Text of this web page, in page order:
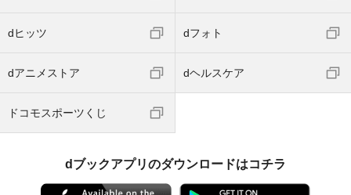
dヒッツ dフォト
dアニメストア dヘルスケア
ドコモスポーツくじ
dブックアプリのダウンロードはコチラ